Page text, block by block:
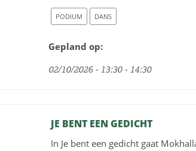
PODIUM DANS
Gepland op:
02/10/2026 - 13:30 - 14:30
JE BENT EEN GEDICHT
In Je bent een gedicht gaat